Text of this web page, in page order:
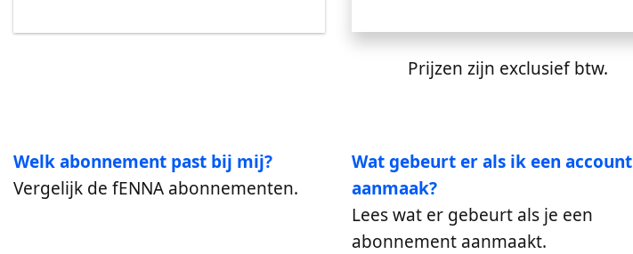
Prijzen zijn exclusief btw.
Welk abonnement past bij mij?
Vergelijk de fENNA abonnementen.
Wat gebeurt er als ik een account
aanmaak?
Lees wat er gebeurt als je een
abonnement aanmaakt.